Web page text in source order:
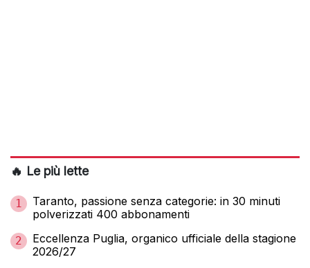
🔥 Le più lette
1
Taranto, passione senza categorie: in 30 minuti
polverizzati 400 abbonamenti
2
Eccellenza Puglia, organico ufficiale della stagione
2026/27